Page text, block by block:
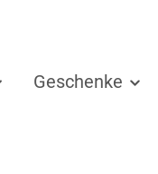
Geschenke